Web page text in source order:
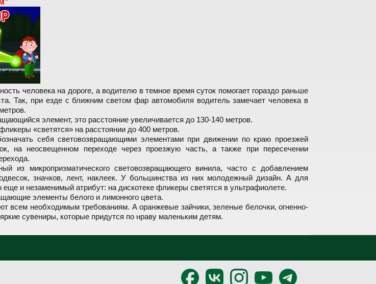
человека на дороге, а водителю в темное время суток помогает гораздо раньше
Так, при езде с ближним светом фар автомобиля водитель замечает человека в
элемент, это расстояние увеличивается до 130-140 метров.
«светятся» на расстоянии до 400 метров.
себя световозвращающими элементами при движении по краю проезжей
на неосвещенном переходе через проезжую часть, а также при пересечении
из микропризматического световозвращающего винила, часто с добавлением
значков, лент, наклеек. У большинства из них молодежный дизайн. А для
и незаменимый атрибут: на дискотеке фликеры светятся в ультрафиолете.
элементы белого и лимонного цвета.
всем необходимым требованиям. А оранжевые зайчики, зеленые белочки, огненно-
сувениры, которые придутся по нраву маленьким детям.